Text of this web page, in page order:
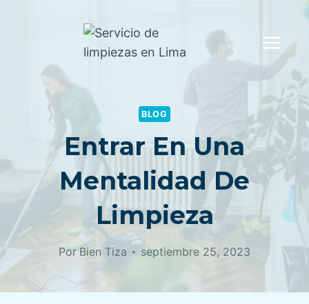
BLOG
Entrar En Una
Mentalidad De
Limpieza
PorBien Tiza septiembre 25, 2023